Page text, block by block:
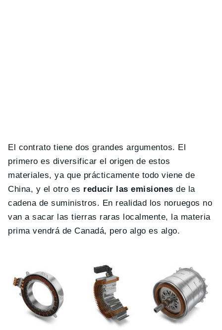
El contrato tiene dos grandes argumentos. El
primero es diversificar el origen de estos
materiales, ya que prácticamente todo viene de
China, y el otro es reducir las emisiones de la
cadena de suministros. En realidad los noruegos no
van a sacar las tierras raras localmente, la materia
prima vendrá de Canadá, pero algo es algo.